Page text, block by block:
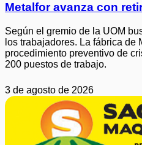
Metalfor avanza con
Según el gremio de la UOM
los trabajadores. La fábrica de
procedimiento preventivo de
200 puestos de trabajo.
3 de agosto de 2026